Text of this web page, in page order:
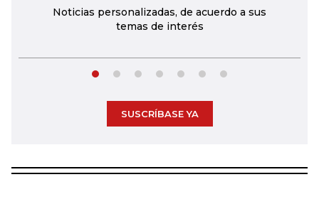
Noticias personalizadas, de acuerdo a sus
temas de interés
SUSCRÍBASE YA